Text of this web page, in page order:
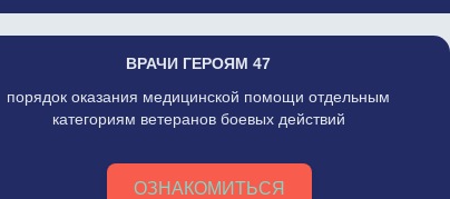
ВРАЧИ ГЕРОЯМ 47
порядок оказания медицинской помощи отдельным
категориям ветеранов боевых действий
ОЗНАКОМИТЬСЯ